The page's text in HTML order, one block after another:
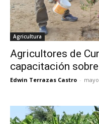
Agricultura
Agricultores de
capacitación
Edwin Terrazas Castro -